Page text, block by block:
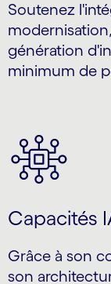
Soutenez
génération
minimum de
Capacités
Grâce à son
son